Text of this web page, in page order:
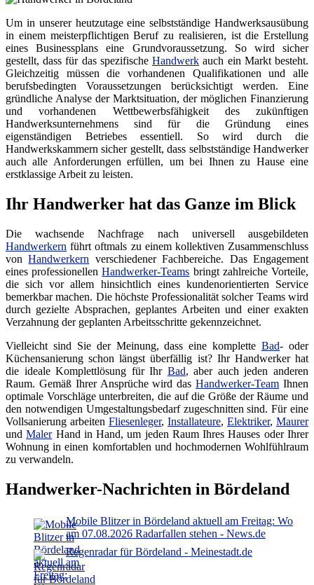
Um in unserer heutzutage eine selbstständige Handwerksausübung
in einem meisterpflichtigen Beruf zu realisieren, ist die Erstellung
eines Businessplans eine Grundvoraussetzung. So wird sicher
gestellt, dass für das spezifischeHandwerk auch ein Markt besteht.
Gleichzeitig müssen die vorhandenen Qualifikationen und alle
berufsbedingten Voraussetzungen berücksichtigt werden. Eine
gründliche Analyse der Marktsituation, der möglichen Finanzierung
und vorhandenen Wettbewerbsfähigkeit des zukünftigen
Handwerksunternehmens sind für die Gründung eines
eigenständigen Betriebes essentiell. So wird durch die
Handwerkskammern sicher gestellt, dass selbstständige Handwerker
auch alle Anforderungen erfüllen, um bei Ihnen zu Hause eine
erstklassige Arbeit zu leisten.
Ihr Handwerker hat das Ganze im Blick
Die wachsende Nachfrage nach universell ausgebildeten
Handwerkern führt oftmals zu einem kollektiven Zusammenschluss
vonHandwerkern verschiedener Fachbereiche. Das Engagement
eines professionellenHandwerker-Teams bringt zahlreiche Vorteile,
die sich vor allem hinsichtlich eines kundenorientierten Service
bemerkbar machen. Die höchste Professionalität solcher Teams wird
durch gezielte Absprachen, geplantes Arbeiten und einer exakten
Verzahnung der geplanten Arbeitsschritte gekennzeichnet.
Vielleicht sind Sie der Meinung, dass eine kompletteBad- oder
Küchensanierung schon längst überfällig ist? Ihr Handwerker hat
die ideale Komplettlösung für Ihr Bad, aber auch jeden anderen
Raum. Gemäß Ihrer Ansprüche wird dasHandwerker-Team Ihnen
optimale Vorschläge unterbreiten, die auf die Größe der Räume und
den notwendigen Umgestaltungsbedarf zugeschnitten sind. Für eine
Vollsanierung arbeiten Fliesenleger, Installateure, Elektriker, Maurer
undMalerHand in Hand, um jeden Raum Ihres Hauses oder Ihrer
Wohnung in einen komfortablen und hochmodernen Wohlfühlraum
zu verwandeln.
Handwerker-Nachrichten in Bördeland
Mobile Blitzer in Bördeland aktuell am Freitag: Wo
am 07.08.2026 Radarfallen stehen - News.de
Regenradar für Bördeland - Meinestadt.de